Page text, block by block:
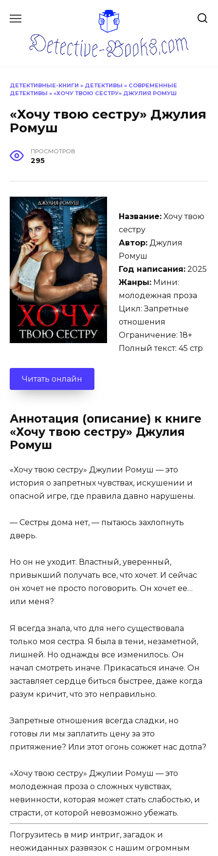
ДЕТЕКТИВНЫЕ-КНИГИ » ДЕТЕКТИВЫ » СОВРЕМЕННЫЕ
ДЕТЕКТИВЫ » «ХОЧУ ТВОЮ СЕСТРУ» ДЖУЛИЯ РОМУШ
«Хочу твою сестру» Джулия
Ромуш
ПРОСМОТРОВ
295
Название: Хочу твою
сестру
Автор: Джулия
Ромуш
Год написания: 2025
Жанры: Мини:
молодежная проза
Цикл: Запретные
отношения
Ограничение: 18+
Полный текст: 45 стр
Читать онлайн
Аннотация (описание) к книге
«Хочу твою сестру» Джулия
Ромуш
«Хочу твою сестру» Джулии Ромуш — это
история о запретных чувствах, искушении и
опасной игре, где правила давно нарушены.
— Сестры дома нет, — пытаюсь захлопнуть
дверь.
Но он не уходит. Властный, уверенный,
привыкший получать все, что хочет. И сейчас
он хочет не просто поговорить. Он хочет ее…
или меня?
Я всегда знала, что для него существовала
только моя сестра. Я была в тени, незаметной,
лишней. Но однажды все изменилось. Он
начал смотреть иначе. Прикасаться иначе. Он
заставляет сердце биться быстрее, даже когда
разум кричит, что это неправильно.
Запретные отношения всегда сладки, но
готовы ли мы заплатить цену за это
притяжение? Или этот огонь сожжет нас дотла?
«Хочу твою сестру» Джулии Ромуш — это
молодежная проза о сложных чувствах,
невинности, которая может стать слабостью, и
страсти, от которой невозможно убежать.
Погрузитесь в мир интриг, загадок и
неожиданных развязок с нашим огромным